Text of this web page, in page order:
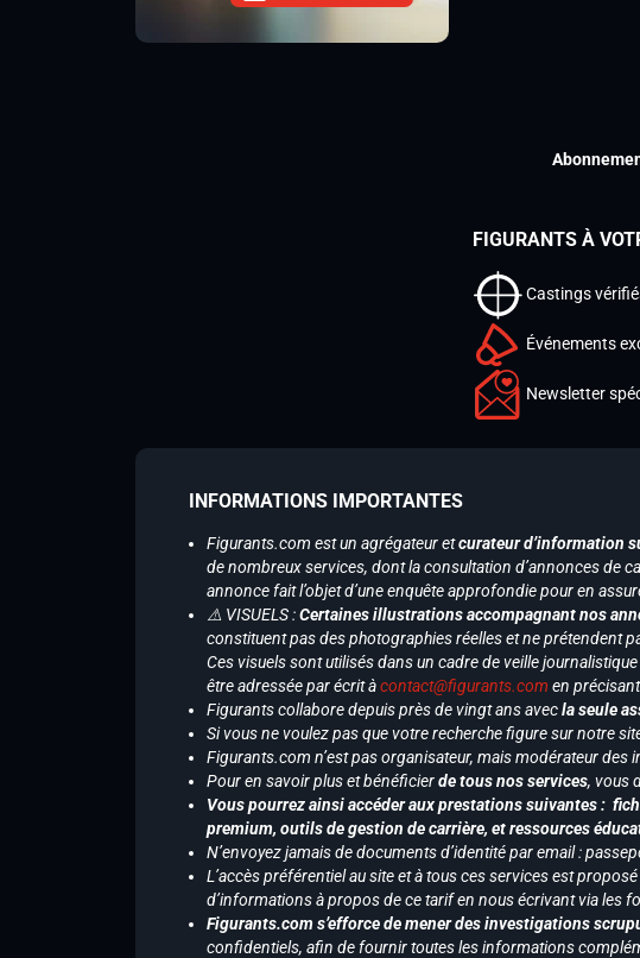
FIGURANTS À
Castings
Événements
Newsletter
INFORMATIONS IMPORTANTES
Figurants.com est un agrégateur etcurateur d’information
de nombreux services, dont la consultation d’annonces de
annonce fait l’objet d’une enquête approfondie pour en
⚠️ VISUELS :Certaines illustrations accompagnant nos
constituent pas des photographies réelles et ne prétendent
Ces visuels sont utilisés dans un cadre de veille
être adressée par écrit àcontact@figurants.com en
Figurants collabore depuis près de vingt ans avecla seule
Si vous ne voulez pas que votre recherche figure sur notre
Figurants.com n’est pas organisateur, mais modérateur
Pour en savoir plus et bénéficierde tous nos services, vous
Vous pourrez ainsi accéder aux prestations suivantes :
premium, outils de gestion de carrière, et ressources
N’envoyez jamais de documents d’identité par email :
L’accès préférentiel au site et à tous ces services est
d’informations à propos de ce tarif en nous écrivant via les
Figurants.com s’efforce de mener des investigations
confidentiels, afin de fournir toutes les informations